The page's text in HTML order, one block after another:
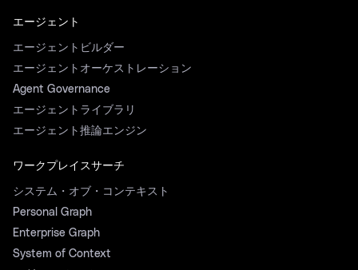
エージェント
エージェントビルダー
エージェントオーケストレーション
Agent Governance
エージェントライブラリ
エージェント推論エンジン
ワークプレイスサーチ
システム・オブ・コンテキスト
Personal Graph
Enterprise Graph
System of Context